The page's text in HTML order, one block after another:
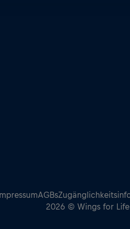
AGBs
2026 © Wings for